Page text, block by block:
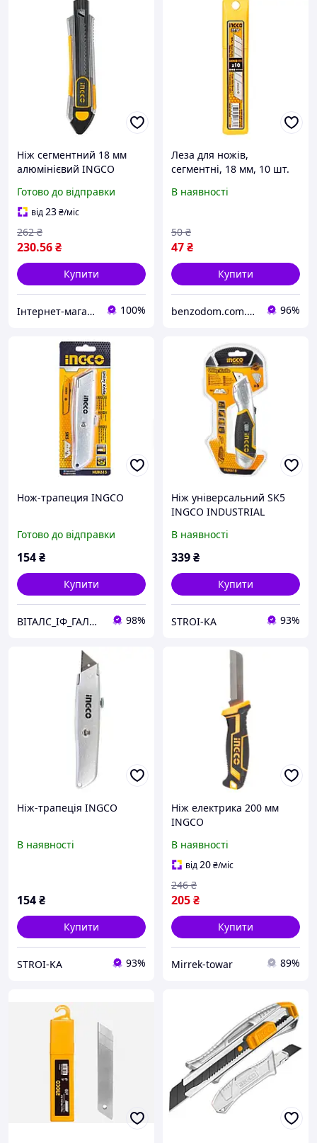
Ніж сегментний 18 мм
алюмінієвий INGCO
Готово до відправки
від23₴/міс
230.56₴
262 ₴
Купити
Інтернет-магазин інструментів "R-Tools" 100%
Леза для ножів,
сегментні, 18 мм, 10 шт.
В наявності
47₴
50 ₴
Купити
benzodom.com.ua 96%
Нож-трапеция INGCO
Готово до відправки
154₴
Купити
ВІТАЛС_ІФ_ГАЛИЦЬКА 98%
Ніж універсальний SK5
INGCO INDUSTRIAL
В наявності
339₴
Купити
STROI-KA 93%
Ніж-трапеція INGCO
В наявності
154₴
Купити
STROI-KA 93%
Ніж електрика 200 мм
INGCO
В наявності
від20₴/міс
205₴
246 ₴
Купити
Mirrek-towar 89%